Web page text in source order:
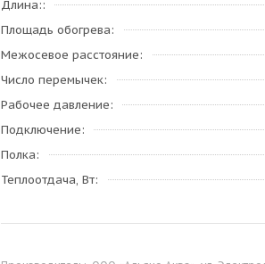
Длина:
Площадь обогрева
Межосевое расстояние
Число перемычек
Рабочее давление
Подключение
Полка
Теплоотдача, Вт